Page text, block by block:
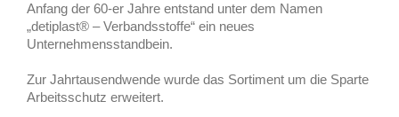
Anfang der 60-er Jahre entstand unter dem Namen
„detiplast® – Verbandsstoffe“ ein neues
Unternehmensstandbein.
Zur Jahrtausendwende wurde das Sortiment um die Sparte
Arbeitsschutz erweitert.